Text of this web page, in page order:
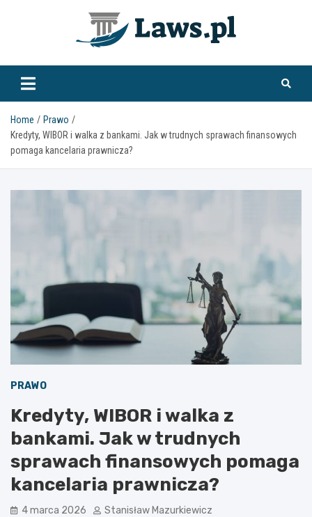
www.laws.pl
Home
Prawo
Kredyty, WIBOR i walka z bankami. Jak w trudnych sprawach finansowych
pomaga kancelaria prawnicza?
PRAWO
Kredyty, WIBOR i walka z
bankami. Jak w trudnych
sprawach finansowych pomaga
kancelaria prawnicza?
4 marca 2026 Stanisław Mazurkiewicz